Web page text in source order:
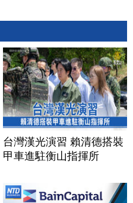
台灣漢光演習 賴清德搭裝
甲車進駐衡山指揮所